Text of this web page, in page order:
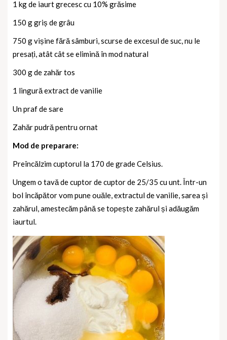
1 kg de iaurt grecesc cu 10% grăsime
150 g griș de grâu
750 g vișine fără sâmburi, scurse de excesul de suc, nu le
presați, atât cât se elimină în mod natural
300 g de zahăr tos
1 lingură extract de vanilie
Un praf de sare
Zahăr pudră pentru ornat
Mod de preparare:
Preîncălzim cuptorul la 170 de grade Celsius.
Ungem o tavă de cuptor de cuptor de 25/35 cu unt. Într-un
bol încăpător vom pune ouăle, extractul de vanilie, sarea și
zahărul, amestecăm până se topește zahărul și adăugăm
iaurtul.